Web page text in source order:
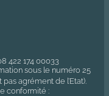
422 174 00033
sous le numéro 25
agrément de l’Etat).
conformité :